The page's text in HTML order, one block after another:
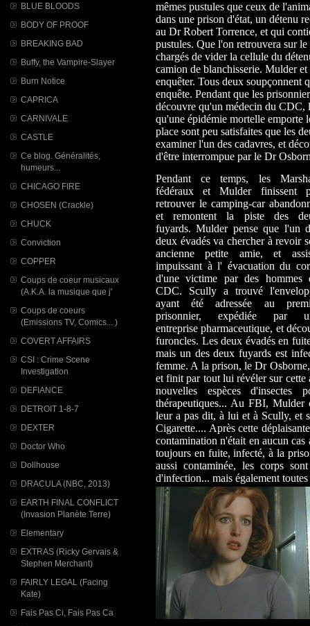
BLUE BLOODS
BODY OF PROOF
BREAKING BAD
Buffy, the Vampire-Slayer
Burn Notice
CAPRICA
CARNIVALE
CASTLE
Ce blog. Généralités,
humeurs...
CHICAGO FIRE
CHOSEN (Crackle)
CHUCK
Conviction
COPPER
Coups de coeur musicaux
(A.K.A. la musique que j'
Coups de coeurs
(Emissions TV, Comics... )
COVERT AFFAIRS
CSI : Crime Scene
Investigation
DEFIANCE
DETROIT 1-8-7
DEXTER
Doctor Who
Dollhouse
DRACULA (NBC, 2013)
EARTH FINAL CONFLICT
(Invasion Planète Terre)
Elementary
EXTRAS (Ricky Gervais &
Stephen Merchant)
FAIRLY LEGAL (Facing
Kate)
Fais Pas Ci, Fais Pas Ca
mêmes pustules que ceux de
dans une prison d'état, un détenu
au Dr Robert Torrence, et qui
pustules. Que l'on retrouvera sur
chargés de vider la cellule du
camion de blanchisserie. Mulder
enquêter. Tous deux soupçonnent
enquête. Pendant que les
découvre qu'un médecin du CDC,
qu'une épidémie mortelle emporte
place sont peu satisfaites que les
examiner l'un des cadavres, et
d'être interrompue par le Dr
Pendant ce temps, les
fédéraux et Mulder finissent
retrouver le camping-car
et remontent la piste des
fuyards. Mulder pense que l'un
deux évadés va chercher à revoir
ancienne petite amie, et
impuissant à l' évacuation du
d'une victime par des hommes
CDC. Scully a trouvé
ayant été adressée au
prisonnier, expédiée par
entreprise pharmaceutique, et
furoncles. Les deux évadés en
mais un des deux fuyards est
femme. A la prison, le Dr
et finit par tout lui révéler sur cette
nouvelles espèces d'insectes
thérapeutiques... Au FBI,
leur a pas dit, à lui et à Scully, et
Cigarette.... Après cette
contamination n'était en aucun
toujours en fuite, infecté, à la
aussi contaminée, les corps
d'infection... mais également